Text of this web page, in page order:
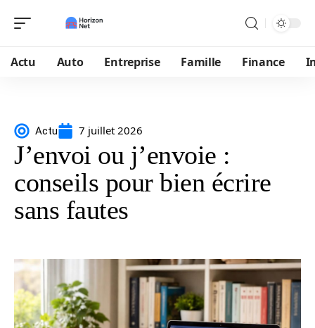
Actu Auto Entreprise Famille Finance
Actu 7 juillet 2026
J’envoi ou j’envoie :
conseils pour bien écrire
sans fautes